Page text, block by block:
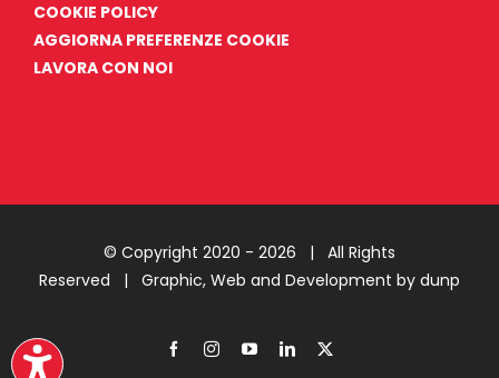
COOKIE POLICY
AGGIORNA PREFERENZE COOKIE
LAVORA CON NOI
© Copyright 2020 - 2026 | All Rights
Reserved | Graphic, Web and Development by dunp
FacebookInstagramYouTubeLinkedIn